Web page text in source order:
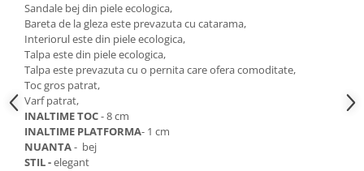
Sandale bej din piele ecologica,
Bareta de la gleza este prevazuta cu catarama,
Interiorul este din piele ecologica,
Talpa este din piele ecologica,
Talpa este prevazuta cu o pernita care ofera comoditate,
Toc gros patrat,
Varf patrat,
INALTIME TOC- 8 cm
INALTIME PLATFORMA- 1 cm
NUANTA- bej
STIL -elegant